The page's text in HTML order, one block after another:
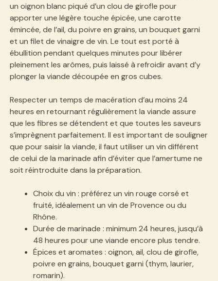
un oignon blanc piqué d’un clou de girofle pour
apporter une légère touche épicée, une carotte
émincée, de l’ail, du poivre en grains, un bouquet garni
et un filet de vinaigre de vin. Le tout est porté à
ébullition pendant quelques minutes pour libérer
pleinement les arômes, puis laissé à refroidir avant d’y
plonger la viande découpée en gros cubes.
Respecter un temps de macération d’au moins 24
heures en retournant régulièrement la viande assure
que les fibres se détendent et que toutes les saveurs
s’imprègnent parfaitement. Il est important de souligner
que pour saisir la viande, il faut utiliser un vin différent
de celui de la marinade afin d’éviter que l’amertume ne
soit réintroduite dans la préparation.
Choix du vin : préférez un vin rouge corsé et
fruité, idéalement un vin de Provence ou du
Rhône.
Durée de marinade : minimum 24 heures, jusqu’à
48 heures pour une viande encore plus tendre.
Épices et aromates : oignon, ail, clou de girofle,
poivre en grains, bouquet garni (thym, laurier,
romarin).